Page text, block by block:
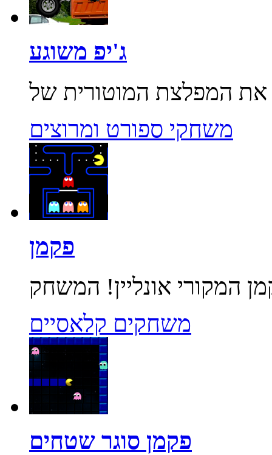
ג'יפ משוגע
משחקי ספורט ומרוצים
פקמן
משחקים קלאסיים
פקמן סוגר שטחים